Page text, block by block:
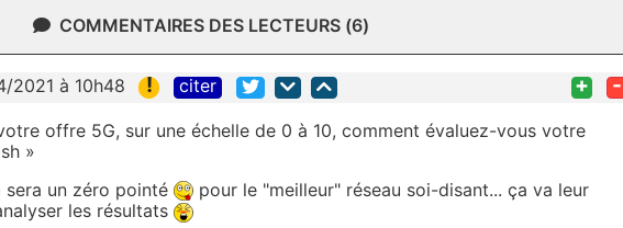
COMMENTAIRES DES LECTEURS (6)
2021 à 10h48 ! citer + -
offre 5G, sur une échelle de 0 à 10, comment évaluez-vous votre
»
sera un zéro pointé
pour le "meilleur" réseau soi-disant... ça va leur
les résultats